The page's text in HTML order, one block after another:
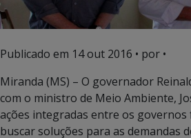
Publicado em 14 out 2016 • por •
Miranda (MS) – O governador
com o ministro de Meio Ambiente,
ações integradas entre os governos
buscar soluções para as demandas